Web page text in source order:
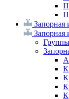
Запорная
Запорная
Группы